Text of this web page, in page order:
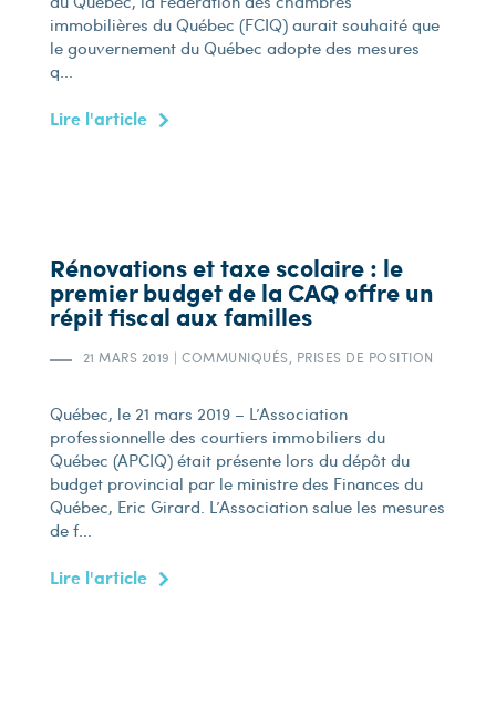
immobilières du Québec (FCIQ) aurait souhaité que
le gouvernement du Québec adopte des mesures
q...
Lire l'article
Rénovations et taxe scolaire : le
premier budget de la CAQ offre un
répit fiscal aux familles
21 MARS 2019 | COMMUNIQUÉS, PRISES DE POSITION
Québec, le 21 mars 2019 – L’Association
professionnelle des courtiers immobiliers du
Québec (APCIQ) était présente lors du dépôt du
budget provincial par le ministre des Finances du
Québec, Eric Girard. L’Association salue les mesures
de f...
Lire l'article